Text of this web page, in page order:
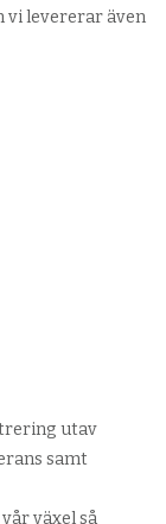
vi levererar även
utav
samt
växel så